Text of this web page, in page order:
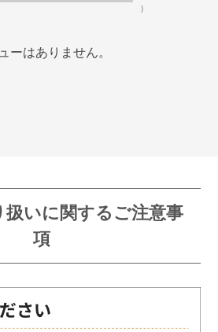
)
ーはありません。
扱いに関するご注意事
項